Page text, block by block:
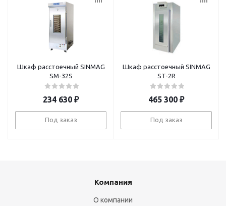
Шкаф расстоечный SINMAG
SM-32S
234 630 ₽
Под заказ
Шкаф расстоечный SINMAG
ST-2R
465 300 ₽
Под заказ
Компания
О компании